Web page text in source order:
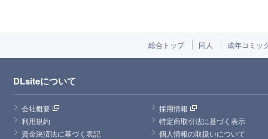
総合トップ 同人 成年コミッ
DLsiteについて
会社概要
採用情報
利用規約
特定商取引法に基づく表示
資金決済法に基づく表記
個人情報の取扱いについて